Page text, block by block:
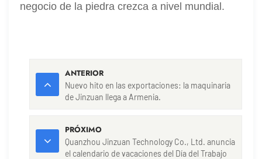
negocio de la piedra crezca a nivel mundial.
ANTERIOR
Nuevo hito en las exportaciones: la maquinaria
de Jinzuan llega a Armenia.
PRÓXIMO
Quanzhou Jinzuan Technology Co., Ltd. anuncia
el calendario de vacaciones del Día del Trabajo